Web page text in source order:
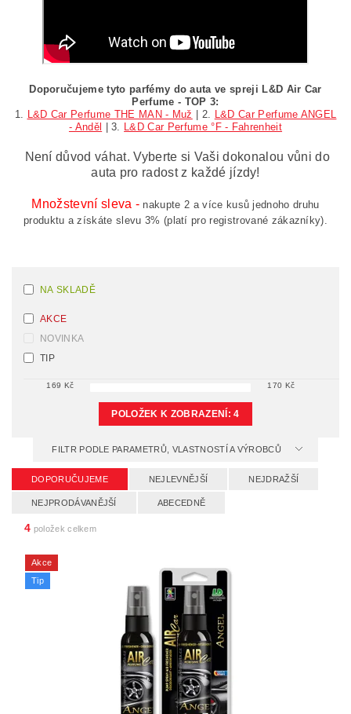
Doporučujeme tyto parfémy do auta ve spreji L&D Air Car
Perfume - TOP 3:
1. L&D Car Perfume THE MAN - Muž 2. L&D Car Perfume ANGEL
- Anděl
|3. L&D Car Perfume °F - Fahrenheit
Není důvod váhat. Vyberte si Vaši dokonalou vůni do
auta pro radost z každé jízdy!
Množstevní sleva - nakupte 2 a více kusů jednoho druhu
produktu a získáte slevu 3% (platí pro registrované zákazníky).
NA SKLADĚ
AKCE
NOVINKA
TIP
169 Kč 170 Kč
POLOŽEK K ZOBRAZENÍ:4
FILTR PODLE PARAMETRŮ, VLASTNOSTÍ A VÝROBCŮ
DOPORUČUJEME NEJLEVNĚJŠÍ NEJDRAŽŠÍ
NEJPRODÁVANĚJŠÍ ABECEDNĚ
4 položek celkem
Akce
Tip